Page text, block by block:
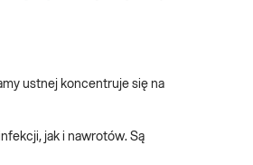
ustnej koncentruje się na
jak i nawrotów. Są